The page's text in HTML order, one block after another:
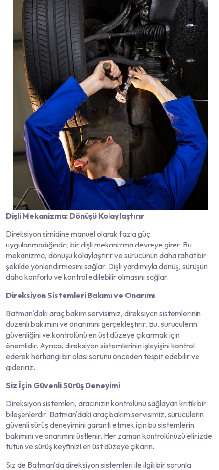
Dişli Mekanizma: Dönüşü Kolaylaştırır
Direksiyon simidine manuel olarak fazla güç
uygulanmadığında, bir dişli mekanizma devreye girer. Bu
mekanizma, dönüşü kolaylaştırır ve sürücünün daha rahat bir
şekilde yönlendirmesini sağlar. Dişli yardımıyla dönüş, sürüşün
daha konforlu ve kontrol edilebilir olmasını sağlar.
Direksiyon Sistemleri Bakımı ve Onarımı
Batman'daki araç bakım servisimiz, direksiyon sistemlerinin
düzenli bakımını ve onarımını gerçekleştirir. Bu, sürücülerin
güvenliğini ve kontrolünü en üst düzeye çıkarmak için
önemlidir. Ayrıca, direksiyon sistemlerinin işleyişini kontrol
ederek herhangi bir olası sorunu önceden tespit edebilir ve
gideririz.
Siz İçin Güvenli Sürüş Deneyimi
Direksiyon sistemleri, aracınızın kontrolünü sağlayan kritik bir
bileşenlerdir. Batman'daki araç bakım servisimiz, sürücülerin
güvenli sürüş deneyimini garanti etmek için bu sistemlerin
bakımını ve onarımını üstlenir. Her zaman kontrolünüzü elinizde
tutun ve sürüş keyfinizi en üst düzeye çıkarın.
Siz de Batman'da direksiyon sistemleri ile ilgili bir sorunla